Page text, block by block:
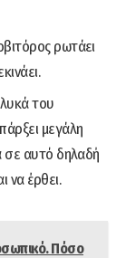
ρωτάει
του
μεγάλη
σε αυτό δηλαδή
να έρθει.
Πόσο